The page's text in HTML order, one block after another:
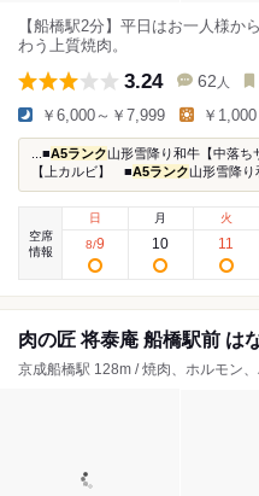
【船橋駅2分】平日はお一人様か
わう上質焼肉。
3.24 62 人
￥6,000～￥7,999 ￥
...■A5ランク山形雪降り和牛【中落
【上カルビ】 ■A5ランク山形雪降り
空席
情報
日
8/9
月
10
火
11
肉の匠 将泰庵 船橋駅前 は
京成船橋駅 128m / 焼肉、ホルモン